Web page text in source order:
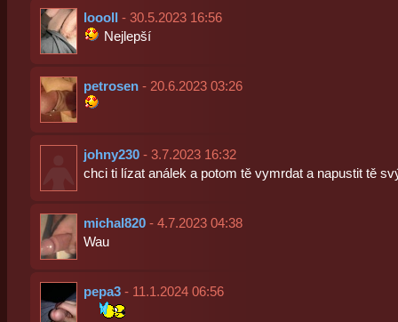
loooll - 30.5.2023 16:56
Nejlepší
petrosen- 20.6.2023 03:26
johny230- 3.7.2023 16:32
chci ti lízat análek a potom tě vymrdat a napustit tě
michal820- 4.7.2023 04:38
Wau
pepa3- 11.1.2024 06:56